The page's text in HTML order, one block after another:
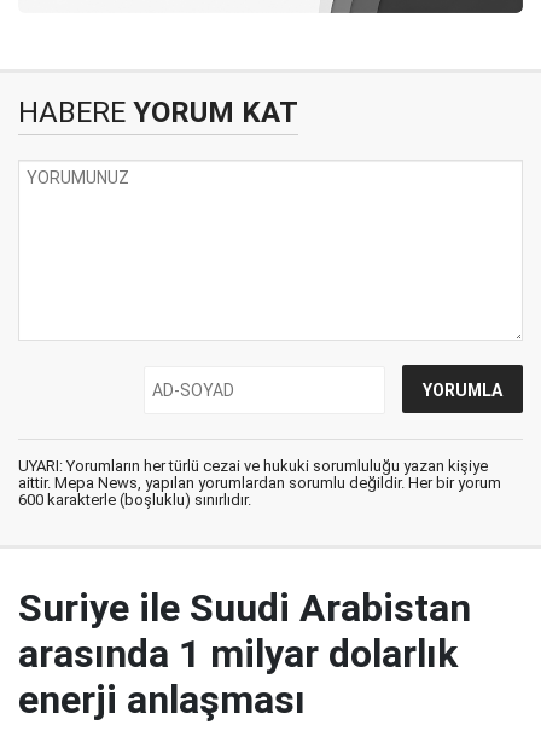
HABERE YORUM KAT
UYARI: Yorumların her türlü cezai ve hukuki sorumluluğu yazan kişiye
aittir. Mepa News, yapılan yorumlardan sorumlu değildir. Her bir yorum
600 karakterle (boşluklu) sınırlıdır.
Suriye ile Suudi Arabistan
arasında 1 milyar dolarlık
enerji anlaşması